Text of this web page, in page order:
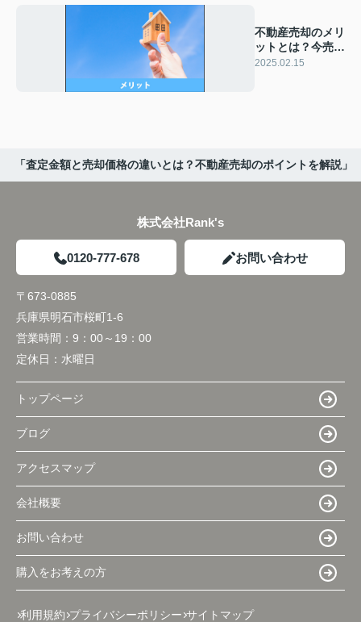
不動産売却のメリ
ットとは？今売却
する理由を解説
2025.02.15
「査定金額と売却価格の違いとは？不動産売却のポイントを解説」
株式会社Rank's
0120-777-678 お問い合わせ
〒673-0885
兵庫県明石市桜町1-6
営業時間： 9：00～19：00
定休日： 水曜日
トップページ
ブログ
アクセスマップ
会社概要
お問い合わせ
購入をお考えの方
利用規約 プライバシーポリシー サイトマップ